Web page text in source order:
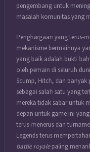
pengembang untuk
masalah komunitas yang
Penghargaan yang terus-
mekanisme bermainnya
yang baik adalah bukti
oleh pemain di seluruh
Scump, Hitch, dan banyak
sebagai salah satu yang
mereka tidak sabar untuk
depan untuk game ini
terus-menerus dan
Legends terus
battle royalepaling